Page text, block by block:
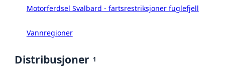
Motorferdsel Svalbard - fartsrestriksjoner fuglefjell
Vannregioner
Distribusjoner 1